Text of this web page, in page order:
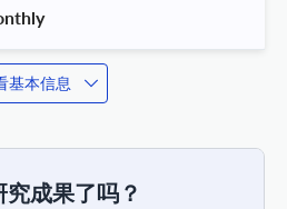
基本信息
成果了吗？